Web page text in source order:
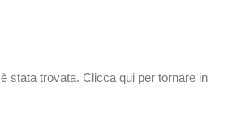
stata trovata. Clicca qui per tornare in